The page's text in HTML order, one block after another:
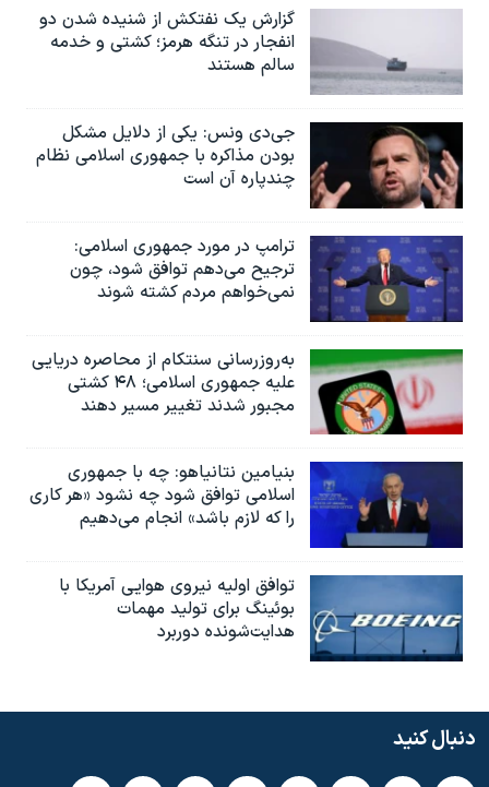
گزارش یک نفتکش از شنیده شدن دو
انفجار در تنگه هرمز؛ کشتی و خدمه
سالم هستند
جی‌دی ونس: یکی از دلایل مشکل
بودن مذاکره با جمهوری اسلامی نظام
چندپاره آن است
ترامپ در مورد جمهوری اسلامی:
ترجیح می‌دهم توافق شود، چون
نمی‌خواهم مردم کشته شوند
به‌روزرسانی سنتکام از محاصره دریایی
علیه جمهوری اسلامی؛ ۴۸ کشتی
مجبور شدند تغییر مسیر دهند
بنیامین نتانیاهو: چه با جمهوری
اسلامی توافق شود چه نشود «هر کاری
را که لازم باشد» انجام می‌دهیم
توافق اولیه نیروی هوایی آمریکا با
بوئينگ برای تولید مهمات
هدایت‌شونده دوربرد
دنبال کنید